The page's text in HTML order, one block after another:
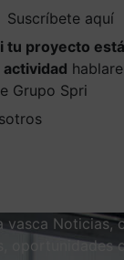
Suscríbete aquí
tu proyecto
Grupo Spri
vasca Noticias,
oportunidades